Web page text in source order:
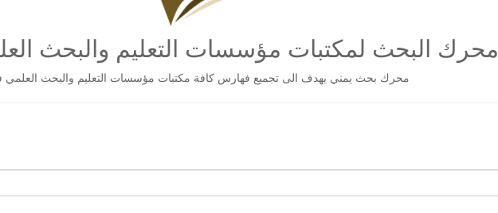
محرك البحث لمكتبات مؤسسات التعليم والبحث
محرك بحث يمني يهدف الى تجميع فهارس كافة مكتبات مؤسسات التعليم والبحث العلمي